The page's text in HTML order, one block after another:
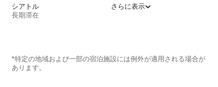
シアトル
長期滞在
さらに表示
*特定の地域および一部の宿泊施設には例外が適用される場合が
あります。